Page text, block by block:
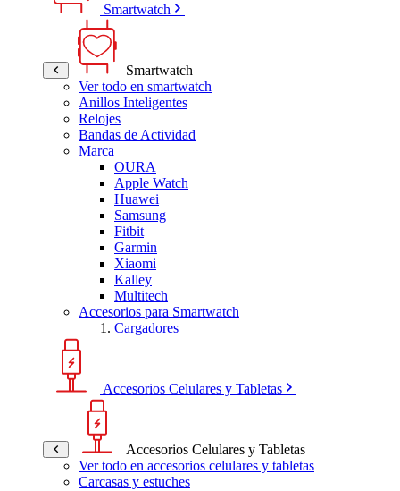
Smartwatch
Smartwatch
Ver todo en smartwatch
Anillos Inteligentes
Relojes
Bandas de Actividad
Marca
OURA
Apple Watch
Huawei
Samsung
Fitbit
Garmin
Xiaomi
Kalley
Multitech
Accesorios para Smartwatch
Cargadores
Accesorios Celulares y Tabletas
Accesorios Celulares y Tabletas
Ver todo en accesorios celulares y tabletas
Carcasas y estuches